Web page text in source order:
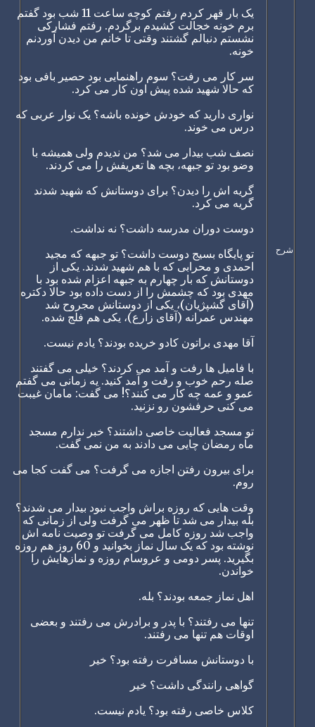
شرح
یک بار قهر کردم رفتم کوچه ساعت 11 شب بود گفتم
برم خونه خجالت کشیدم برگردم. رفتم فشارکی
نشستم دنبالم گشتند وقتی تا خانم من دیدن آوردنم
خونه.
سر کار می رفت؟ سوم راهنمایی بود حصیر بافی بود
که حالا شهید شده پیش اون کار می کرد.
نواری دارید که خودش خونده باشه؟ یک نوار عربی که
درس می خوند.
نصف شب بیدار می شد؟ من ندیدم ولی همیشه با
وضو بود تو جبهه، بچه ها تعریفش را می کردند.
گریه اش را دیدن؟ برای دوستانش که شهید شدند
گریه می کرد.
دوست دوران مدرسه داشت؟ نه نداشت.
تو پایگاه بسیج دوست داشت؟ تو جبهه که مجید
احمدی و محرابی که با هم شهید شدند. یکی از
دوستانش که بار چهارم به جبهه اعزام شده بود با
مهدی بود که چشمش را از دست داده بود حالا دکتره
(آقای گشپژیان)، یکی از دوستانش مجروح شد
مهندس عمرانه (آقای زارع)، یکی هم فلج شده.
آقا مهدی براتون کادو خریده بودند؟ یادم نیست.
با فامیل ها رفت و آمد می کردند؟ خیلی می گفتند
صله رحم خوب و رفت و آمد کنید. یه زمانی می گفتم
عمو و عمه چه کار می کنند؟! می گفت: مامان غیبت
می کنی حرفشون رو نزنید.
تو مسجد فعالیت خاصی داشتند؟ خبر ندارم مسجد
ماه رمضان چایی می دادند به من نمی گفت.
برای بیرون رفتن اجازه می گرفت؟ می گفت کجا می
روم.
وقت هایی که روزه براش واجب نبود بیدار می شدند؟
بله بیدار می شد تا ظهر می گرفت ولی از زمانی که
واجب شد روزه کامل می گرفت تو وصیت نامه اش
نوشته بود که یک سال نماز بخوانید و 60 روز هم روزه
بگیرید. پسر دومی و عروسام روزه و نمازهایش را
خواندن.
اهل نماز جمعه بودند؟ بله.
تنها می رفتند؟ با پدر و برادرش می رفتند و بعضی
اوقات هم تنها می رفتند.
با دوستانش مسافرت رفته بود؟ خیر
گواهی رانندگی داشت؟ خیر
کلاس خاصی رفته بود؟ یادم نیست.